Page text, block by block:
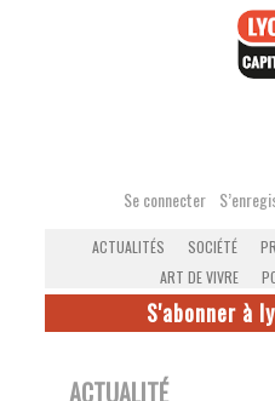
Se connecter
ACTUALITÉS SOCIÉTÉ
ART DE VIVRE
S'abonner à
ACTUALITÉ